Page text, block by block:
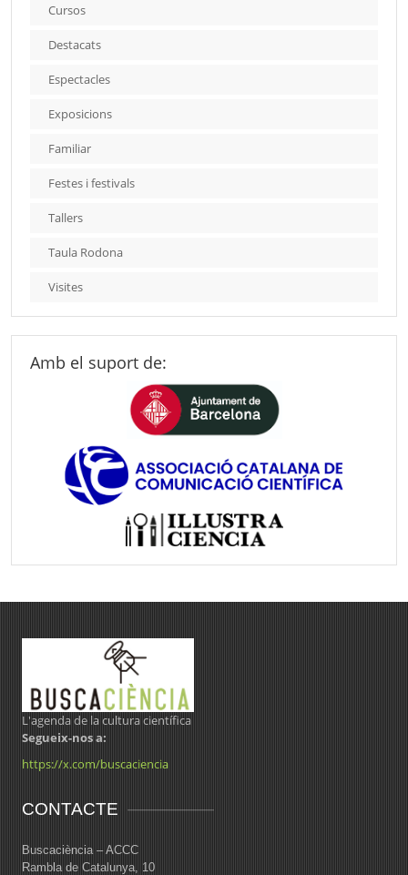
Cursos
Destacats
Espectacles
Exposicions
Familiar
Festes i festivals
Tallers
Taula Rodona
Visites
Amb el suport de:
L'agenda de la cultura científica
Segueix-nos a:
https://x.com/buscaciencia
CONTACTE
Buscaciència – ACCC
Rambla de Catalunya, 10